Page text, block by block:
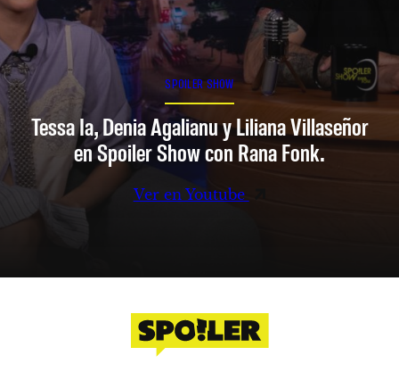
SPOILER SHOW
Tessa Ia, Denia Agalianu y Liliana Villaseñor
en Spoiler Show con Rana Fonk.
Ver en Youtube